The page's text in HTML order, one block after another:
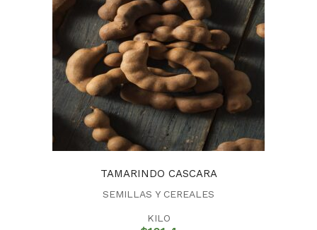
TAMARINDO CASCARA
SEMILLAS Y CEREALES
KILO